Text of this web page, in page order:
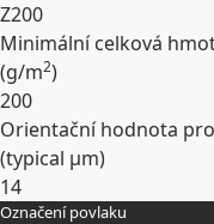
Z200
Minimální celková
(g/m2)
200
Orientační hodnota
(typical µm)
14
Rozbalit
Označení povlaku